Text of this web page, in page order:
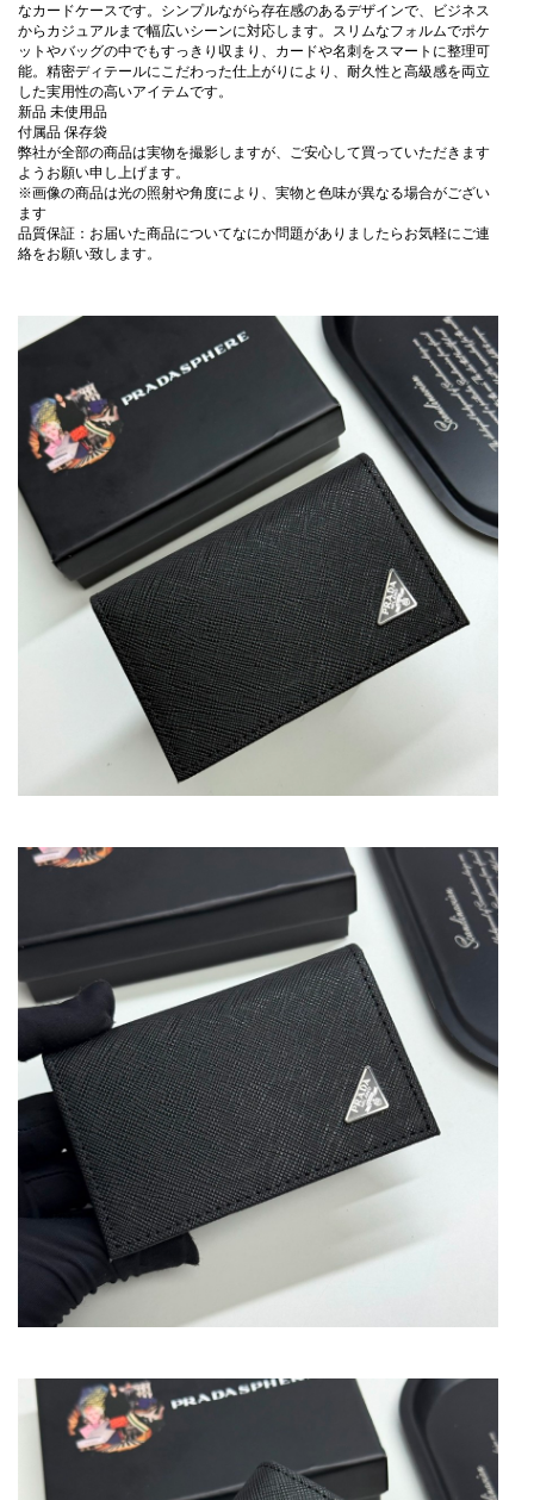
なカードケースです。シンプルながら存在感のあるデザインで、ビジネス
からカジュアルまで幅広いシーンに対応します。スリムなフォルムでポケ
ットやバッグの中でもすっきり収まり、カードや名刺をスマートに整理可
能。精密ディテールにこだわった仕上がりにより、耐久性と高級感を両立
した実用性の高いアイテムです。
新品 未使用品
付属品 保存袋
弊社が全部の商品は実物を撮影しますが、ご安心して買っていただきます
ようお願い申し上げます。
※画像の商品は光の照射や角度により、実物と色味が異なる場合がござい
ます
品質保証：お届いた商品についてなにか問題がありましたらお気軽にご連
絡をお願い致します。